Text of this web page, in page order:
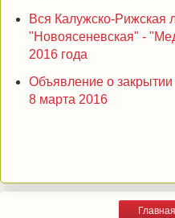
Вся Калужско-Рижская
"Новоясеневская" -
2016 года
Объявление о закрытии
8 марта 2016